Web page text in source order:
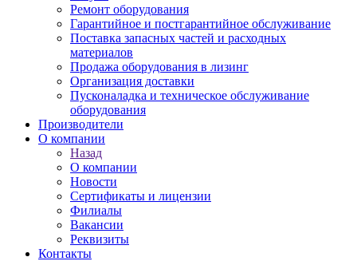
Ремонт оборудования
Гарантийное и постгарантийное обслуживание
Поставка запасных частей и расходных
материалов
Продажа оборудования в лизинг
Организация доставки
Пусконаладка и техническое обслуживание
оборудования
Производители
О компании
Назад
О компании
Новости
Сертификаты и лицензии
Филиалы
Вакансии
Реквизиты
Контакты